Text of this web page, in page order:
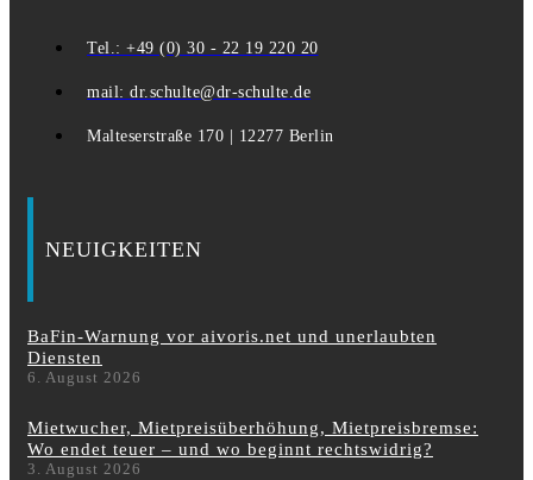
Tel.: +49 (0) 30 - 22 19 220 20
mail: dr.schulte@dr-schulte.de
Malteserstraße 170 | 12277 Berlin
NEUIGKEITEN
BaFin-Warnung vor aivoris.net und unerlaubten
Diensten
6. August 2026
Mietwucher, Mietpreisüberhöhung, Mietpreisbremse:
Wo endet teuer – und wo beginnt rechtswidrig?
3. August 2026